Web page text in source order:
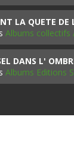
LA QUETE DE
Albums collectifs
DANS L'
Albums Editions